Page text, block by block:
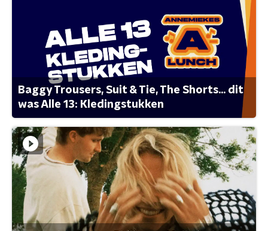
Baggy Trousers, Suit & Tie, The Shorts... dit
was Alle 13: Kledingstukken